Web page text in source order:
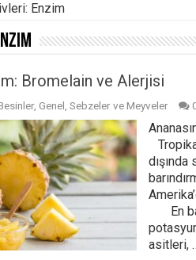
Enzim
Bromelain ve Alerjisi
, Genel, Sebzeler ve Meyveler
En
asitleri,